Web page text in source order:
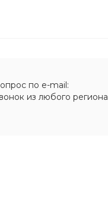
по e-mail:
из любого региона